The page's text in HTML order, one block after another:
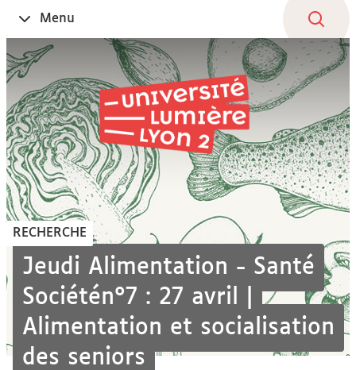
contenu
Ouvrir
le
Menu
RECHERCHE
Jeudi Alimentation - Santé
Sociétén°7 : 27 avril |
Alimentation et socialisation
des seniors